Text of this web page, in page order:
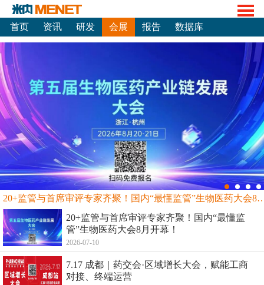
首页 资讯 研发 会展 报告 数据库
20+监管与首席审评专家齐聚！国内“最
20+监管与首席审评专家齐聚！国内“最懂监
管”生物医药大会8月开幕！
2026-07-10
7.17 成都｜药交会·区域增长大会，赋能工商
对接、终端运营